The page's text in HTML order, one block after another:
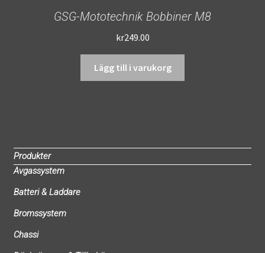
GSG-Mototechnik Bobbiner M8
kr249.00
Lägg till i varukorg
Produkter
Avgassystem
Batteri & Laddare
Bromssystem
Chassi